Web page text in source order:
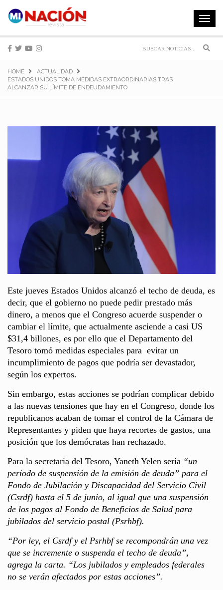
Toggle
HOME
ACTUALIDAD
ESTADOS UNIDOS TOMA MEDIDAS EXTRAORDINARIAS TRAS
ALCANZAR SU LÍMITE DE ENDEUDAMIENTO
Este jueves Estados Unidos alcanzó el techo de deuda, es
decir, que el gobierno no puede pedir prestado más
dinero, a menos que el Congreso acuerde suspender o
cambiar el límite, que actualmente asciende a casi US
$31,4 billones, es por ello que el Departamento del
Tesoro tomó medidas especiales para evitar un
incumplimiento de pagos que podría ser devastador,
según los expertos.
Sin embargo, estas acciones se podrían complicar debido
a las nuevas tensiones que hay en el Congreso, donde los
republicanos acaban de tomar el control de la Cámara de
Representantes y piden que haya recortes de gastos, una
posición que los demócratas han rechazado.
Para la secretaria del Tesoro, Yaneth Yelen sería “un
período de suspensión de la emisión de deuda” para el
Fondo de Jubilación y Discapacidad del Servicio Civil
(Csrdf) hasta el 5 de junio, al igual que una suspensión
de los pagos al Fondo de Beneficios de Salud para
jubilados del servicio postal (Psrhbf).
“Por ley, el Csrdf y el Psrhbf se recompondrán una vez
que se incremente o suspenda el techo de deuda”,
agrega la carta. “Los jubilados y empleados federales
no se verán afectados por estas acciones”.